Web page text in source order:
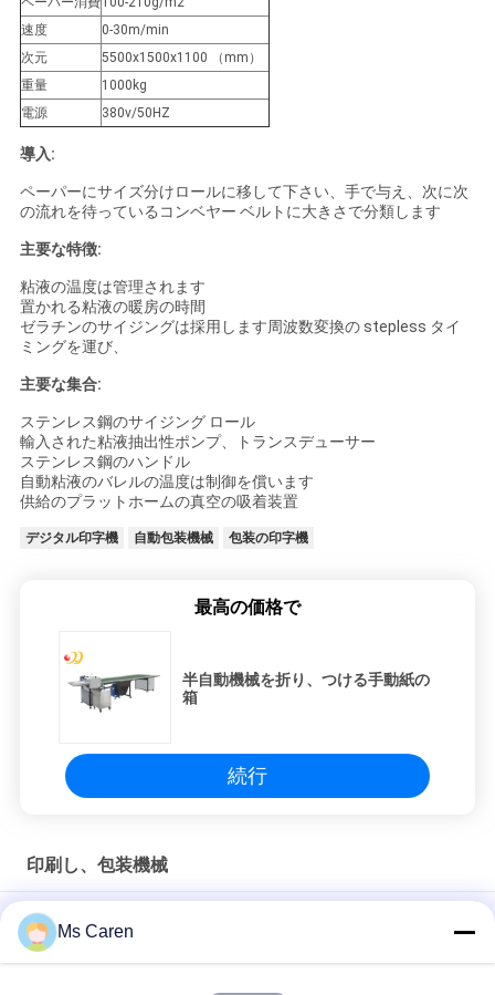
絡
し
な
さ
い
引
用
を
要
求
し
な
POLICY
速度
0-30m/min
次元
5500x1500x1100 （mm）
重量
1000kg
電源
380v/50HZ
導入:
ペーパーにサイズ分けロールに移して下さい、手で与え、次に次
の流れを待っているコンベヤー ベルトに大きさで分類します
主要な特徴:
粘液の温度は管理されます
置かれる粘液の暖房の時間
ゼラチンのサイジングは採用します周波数変換の stepless タイ
ミングを運び、
主要な集合:
ステンレス鋼のサイジング ロール
輸入された粘液抽出性ポンプ、トランスデューサー
ステンレス鋼のハンドル
自動粘液のバレルの温度は制御を償います
供給のプラットホームの真空の吸着装置
デジタル印字機 自動包装機械 包装の印字機
最高の価格で
半自動機械を折り、つける手動紙の
箱
続行
印刷し、包装機械
SM210-20DP 電気半自動紙帯状機 ベルト包装付き 繊維用食
品・飲料用 操作が簡単
Ms Caren